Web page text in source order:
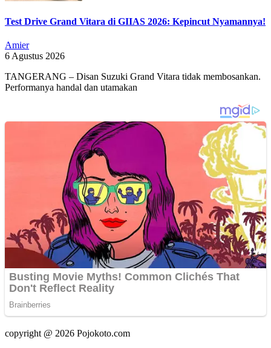
Test Drive Grand Vitara di GIIAS 2026: Kepincut Nyamannya!
Amier
6 Agustus 2026
TANGERANG – Disan Suzuki Grand Vitara tidak membosankan.
Performanya handal dan utamakan
copyright @ 2026 Pojokoto.com